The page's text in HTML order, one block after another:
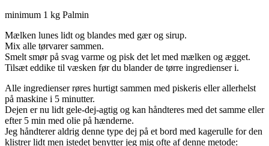
minimum 1 kg Palmin
Mælken lunes lidt og blandes med gær og sirup.
Mix alle tørvarer sammen.
Smelt smør på svag varme og pisk det let med mælken og ægget.
Tilsæt eddike til væsken før du blander de tørre ingredienser i.
Alle ingredienser røres hurtigt sammen med piskeris eller allerhelst
på maskine i 5 minutter.
Dejen er nu lidt gele-dej-agtig og kan håndteres med det samme eller
efter 5 min med olie på hænderne.
Jeg håndterer aldrig denne type dej på et bord med kagerulle for den
klistrer lidt men istedet benytter jeg mig ofte af denne metode: